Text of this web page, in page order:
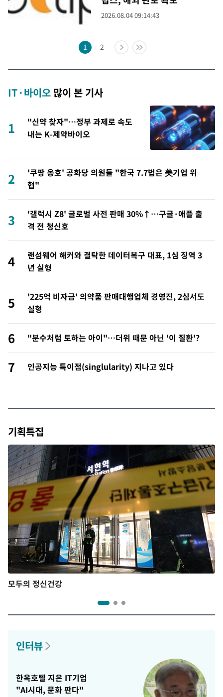
2026.08.04 09:14:43
1 2
IT·바이오 많이 본 기사
1
"신약 찾자"…정부 과제로 속도
내는 K-제약바이오
2
'쿠팡 옹호' 공화당 의원들 "한국 7.7법은 美기업 위
협"
3
'갤럭시 Z8' 글로벌 사전 판매 30%↑…구글·애플 출
격 전 청신호
4
랜섬웨어 해커와 결탁한 데이터복구 대표, 1심 징역 3
년 실형
5
'225억 비자금' 의약품 판매대행업체 경영진, 2심서도
실형
6 "분수처럼 토하는 아이"…더위 때문 아닌 '이 질환'?
7 인공지능 특이점(singlularity) 지나고 있다
기획특집
모두의 정신건강
인터뷰
한옥호텔 지은 IT기업
"AI시대, 문화 판다"